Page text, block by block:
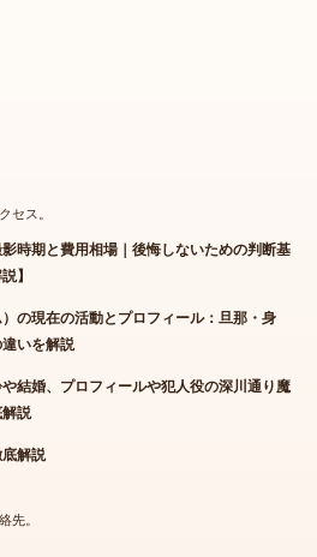
セス。
時期と費用相場｜後悔しないための判断基
】
の現在の活動とプロフィール：旦那・身
いを解説
結婚、プロフィールや犯人役の深川通り魔
説
解説
先。